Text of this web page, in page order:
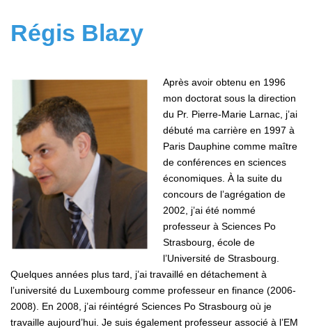
Régis Blazy
Après avoir obtenu en 1996
mon doctorat sous la direction
du Pr. Pierre-Marie Larnac, j’ai
débuté ma carrière en 1997 à
Paris Dauphine comme maître
de conférences en sciences
économiques. À la suite du
concours de l’agrégation de
2002, j’ai été nommé
professeur à Sciences Po
Strasbourg, école de
l’Université de Strasbourg.
Quelques années plus tard, j’ai travaillé en détachement à
l’université du Luxembourg comme professeur en finance (2006-
2008). En 2008, j’ai réintégré Sciences Po Strasbourg où je
travaille aujourd’hui. Je suis également professeur associé à l’EM